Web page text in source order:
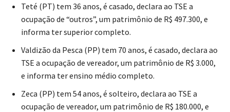
Teté (PT) tem 36 anos, é casado, declara ao TSE a
ocupação de “outros”, um patrimônio de R$ 497.300, e
informa ter superior completo.
Valdizão da Pesca (PP) tem 70 anos, é casado, declara ao
TSE a ocupação de vereador, um patrimônio de R$ 3.000,
e informa ter ensino médio completo.
Zeca (PP) tem 54 anos, é solteiro, declara ao TSE a
ocupação de vereador, um patrimônio de R$ 180.000, e